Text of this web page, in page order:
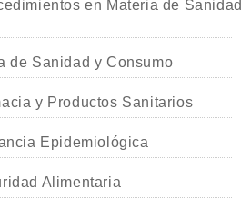
en Materia de
de Sanidad y Consumo
y Productos Sanitarios
Epidemiológica
Alimentaria